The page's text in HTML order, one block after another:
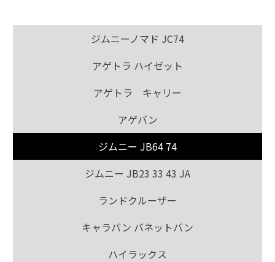
ジムニーノマド JC74
アゲトラ ハイゼット
アゲトラ キャリー
アゲバン
ジムニー JB64 74
ジムニー JB23 33 43 JA
ランドクルーザー
キャラバン バネットバン
ハイラックス